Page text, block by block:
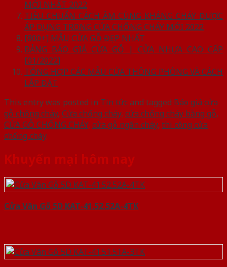
MỚI NHẤT 2022
TIÊU CHUẨN CÁCH ÂM CÙNG KHÁNG CHÁY ĐƯỢC
ÁP DỤNG TRONG CỬA CHỐNG CHÁY MỚI 2022
[800+] MẪU CỬA GỖ ĐẸP NHẤT
BẢNG BÁO GIÁ CỬA GỖ | CỬA NHỰA CAO CẤP
[01/2022]
TỔNG HỢP CÁC MẪU CỬA THÔNG PHÒNG VÀ CÁCH
LẮP ĐẶT
This entry was posted in Tin tứcand tagged Báo giá cửa
gỗ chống cháy, Cửa chống cháy, cửa chống cháy bằng gỗ,
CỬA GỖ CHỐNG CHÁY, cửa gỗ ngăn cháy, thi công cửa
chống cháy.
Khuyến mại hôm nay
Cửa Vân Gỗ 5D KAT-41.52.52A-4TK